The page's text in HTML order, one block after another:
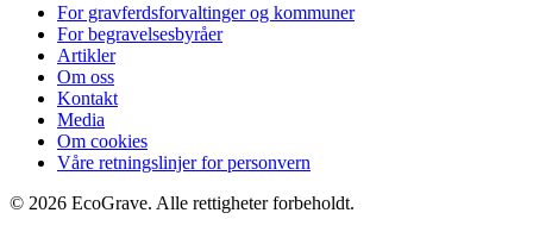
For gravferdsforvaltinger og kommuner
For begravelsesbyråer
Artikler
Om oss
Kontakt
Media
Om cookies
Våre retningslinjer for personvern
© 2026 EcoGrave. Alle rettigheter forbeholdt.